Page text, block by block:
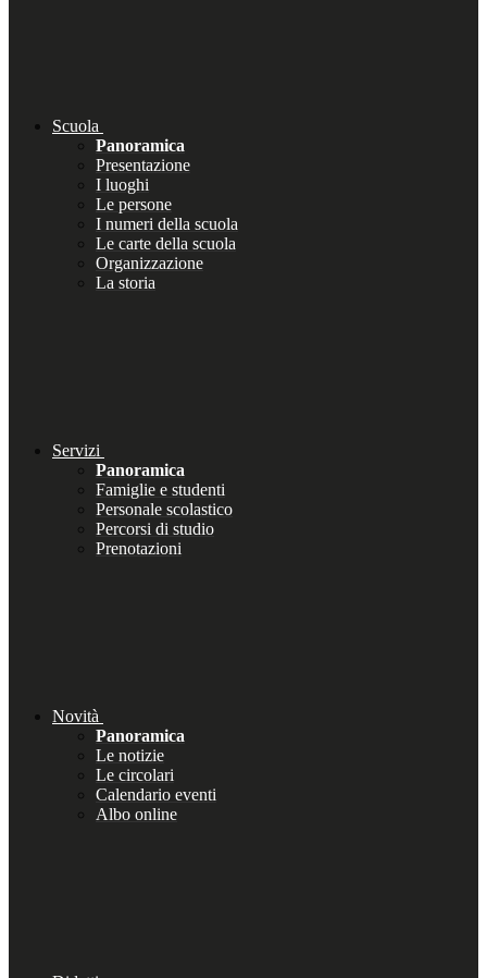
Scuola
Panoramica
Presentazione
I luoghi
Le persone
I numeri della scuola
Le carte della scuola
Organizzazione
La storia
Servizi
Panoramica
Famiglie e studenti
Personale scolastico
Percorsi di studio
Prenotazioni
Novità
Panoramica
Le notizie
Le circolari
Calendario eventi
Albo online